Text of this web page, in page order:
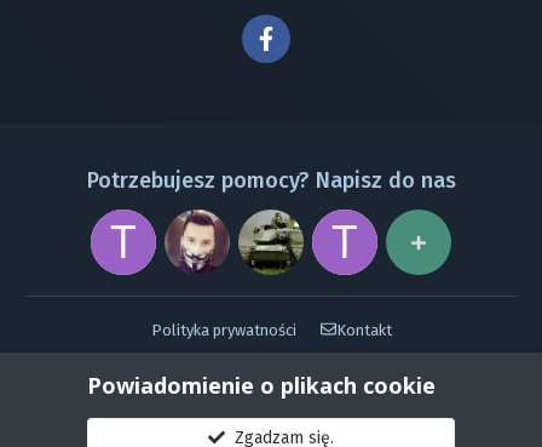
Potrzebujesz pomocy? Napisz do nas
Polityka prywatności
Kontakt
Powiadomienie o plikach cookie
Zgadzam się.